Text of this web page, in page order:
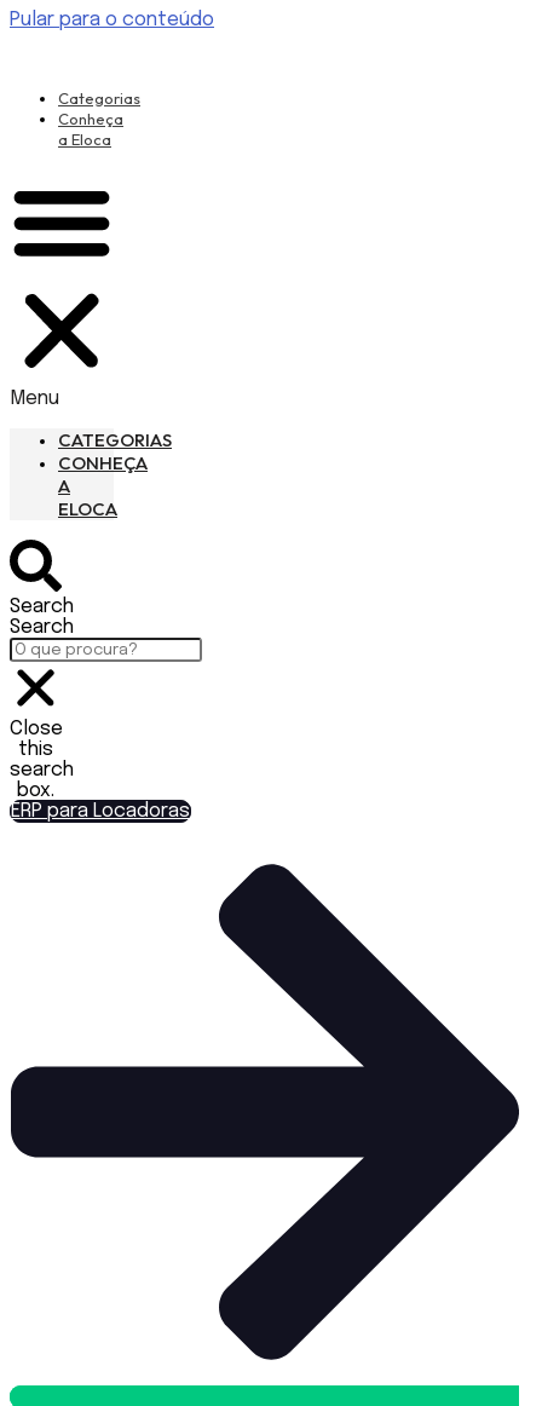
Pular para o conteúdo
Categorias
Conheça
a Eloca
Menu
CATEGORIAS
CONHEÇA
A
ELOCA
Search
Search
Close
this
search
box.
ERP para Locadoras